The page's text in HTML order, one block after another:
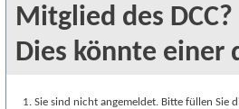
Mitglied des DCC?
Dies könnte einer
Sie sind nicht angemeldet. Bitte füllen Sie